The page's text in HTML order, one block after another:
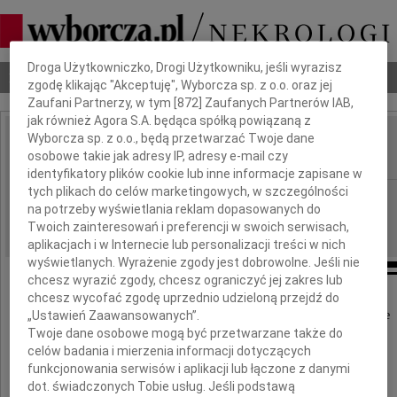
Nekrologi Odeszli Poradnik pogrzebowy
IMIĘ I NAZWISKO: Maciej Przewoźniak
REGION: cała Polska
DATA EMISJI: 10.10.2025
W dniu 5 października 2025 roku zmarł nagle
Dbamy o Twoją prywatność
Droga Użytkowniczko, Drogi Użytkowniku, jeśli wyrazisz
zgodę klikając "Akceptuję", Wyborcza sp. z o.o. oraz jej
Zaufani Partnerzy, w tym [872 ] Zaufanych Partnerów IAB,
jak również Agora S.A. będąca spółką powiązaną z
Wyborcza sp. z o.o., będą przetwarzać Twoje dane
osobowe takie jak adresy IP, adresy e-mail czy
identyfikatory plików cookie lub inne informacje zapisane w
tych plikach do celów marketingowych, w szczególności
na potrzeby wyświetlania reklam dopasowanych do
Twoich zainteresowań i preferencji w swoich serwisach,
aplikacjach i w Internecie lub personalizacji treści w nich
wyświetlanych. Wyrażenie zgody jest dobrowolne. Jeśli nie
chcesz wyrazić zgody, chcesz ograniczyć jej zakres lub
chcesz wycofać zgodę uprzednio udzieloną przejdź do
„Ustawień Zaawansowanych”.
Twoje dane osobowe mogą być przetwarzane także do
celów badania i mierzenia informacji dotyczących
funkcjonowania serwisów i aplikacji lub łączone z danymi
dot. świadczonych Tobie usług. Jeśli podstawą